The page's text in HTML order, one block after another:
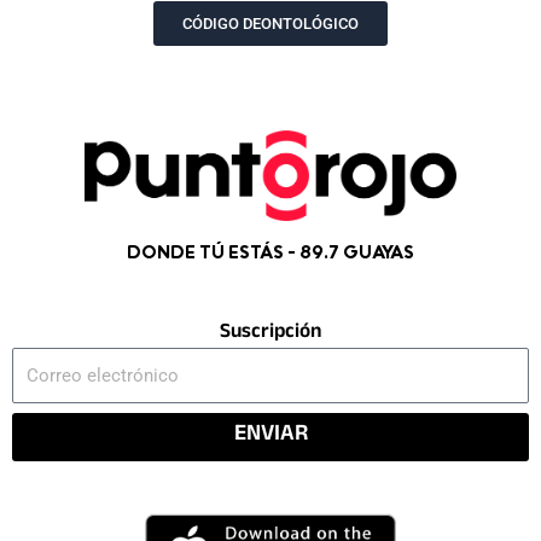
CÓDIGO DEONTOLÓGICO
DONDE TÚ ESTÁS - 89.7 GUAYAS
Suscripción
ENVIAR